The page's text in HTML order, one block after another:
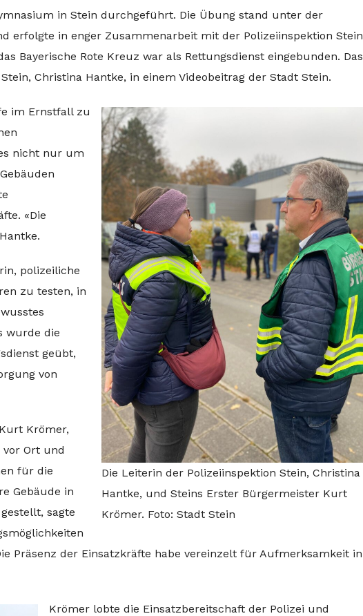
in Stein durchgeführt. Die Übung stand unter der
erfolgte in enger Zusammenarbeit mit der Polizeiinspektion Stein
Bayerische Rote Kreuz war als Rettungsdienst eingebunden. Das
Christina Hantke, in einem Videobeitrag der Stadt Stein.
Die Leiterin der Polizeiinspektion Stein, Christina
Hantke, und Steins Erster Bürgermeister Kurt
Krömer. Foto: Stadt Stein
im Ernstfall zu
nicht nur um
«Die
polizeiliche
zu testen, in
wurde die
geübt,
von
Krömer,
Ort und
für die
Gebäude in
sagte
Präsenz der Einsatzkräfte habe vereinzelt für Aufmerksamkeit in
Krömer lobte die Einsatzbereitschaft der Polizei und